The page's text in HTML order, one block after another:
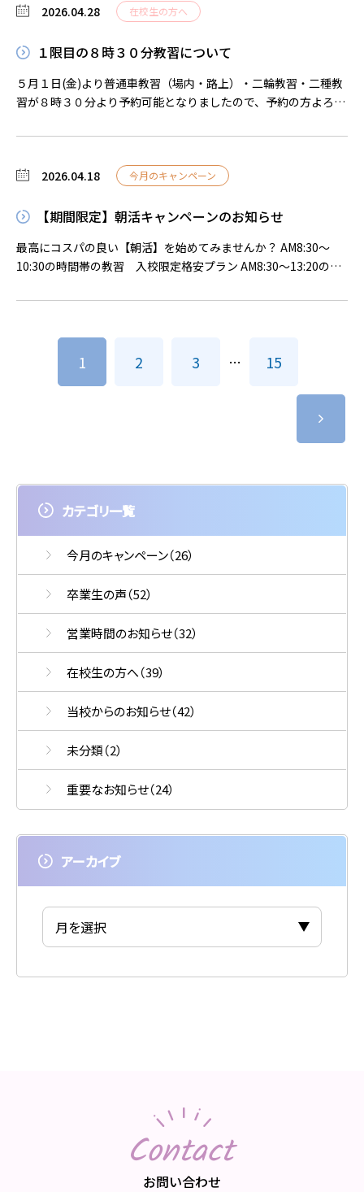
さい。 今後ともよろしくお願いいたします。
2026.04.28 在校生の方へ
１限目の８時３０分教習について
５月１日(金)より普通車教習（場内・路上）・二輪教習・二種教
習が８時３０分より予約可能となりましたので、予約の方よろし
2026.04.18 今月のキャンペーン
【期間限定】朝活キャンペーンのお知らせ
最高にコスパの良い【朝活】を始めてみませんか？ AM8:30～
10:30の時間帯の教習 入校限定格安プラン AM8:30～13:20の時
別プライス料金、２つのプランをご用意致しました。 大学の授
校して頂ければ、 午後はバイトやサークル、遊び、ジムなどフ
ルに有効活用出来ます。 ご入校を検討されてる方は、是非ご検討
ー
1 2 3 … 15
カテゴリ一覧
今月のキャンペーン（26）
卒業生の声（52）
営業時間のお知らせ（32）
在校生の方へ（39）
当校からのお知らせ（42）
未分類（2）
重要なお知らせ（24）
アーカイブ
お問い合わせ
Contact